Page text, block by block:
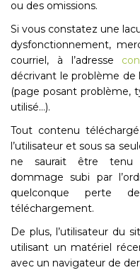
ou des omissions.
Si vous constatez une
dysfonctionnement,
courriel, à l’adresse
décrivant le problème de
(page posant problème,
utilisé…).
Tout contenu
l’utilisateur et sous sa
ne saurait être tenu
dommage subi par
quelconque perte
téléchargement.
De plus, l’utilisateur du
utilisant un matériel
avec un navigateur de